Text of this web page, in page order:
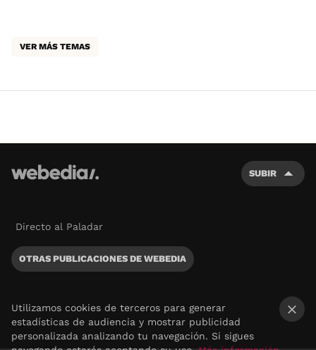
VER MÁS TEMAS
SUBIR
Directo al Paladar
OTRAS PUBLICACIONES DE WEBEDIA
Utilizamos cookies de terceros para generar
estadísticas de audiencia y mostrar publicidad
personalizada analizando tu navegación. Si sigues